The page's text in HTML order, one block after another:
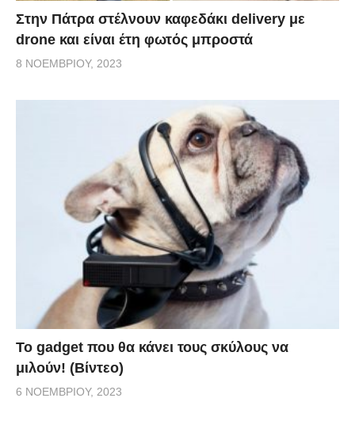
Στην Πάτρα στέλνουν καφεδάκι delivery με
drone και είναι έτη φωτός μπροστά
8 ΝΟΕΜΒΡΊΟΥ, 2023
Το gadget που θα κάνει τους σκύλους να
μιλούν! (Βίντεο)
6 ΝΟΕΜΒΡΊΟΥ, 2023